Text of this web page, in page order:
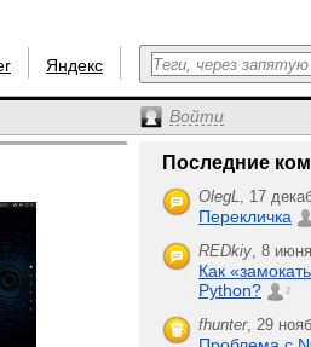
Яндекс
Войти
Последние
OlegL, 17
Перекличка
REDkiy, 8
Как
Python?
2
fhunter, 29